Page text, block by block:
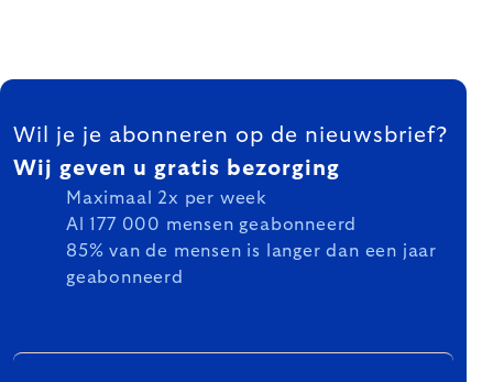
FOOTER
Wil je je abonneren op de nieuwsbrief?
Wij geven u gratis bezorging
Maximaal 2x per week
Al 177 000 mensen geabonneerd
85% van de mensen is langer dan een jaar
geabonneerd